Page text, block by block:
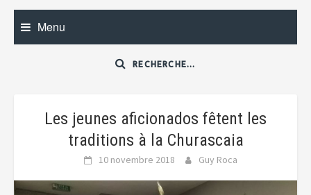
Menu
Les jeunes aficionados fêtent les
traditions à la Churascaia
10 novembre 2018 Guy Roca